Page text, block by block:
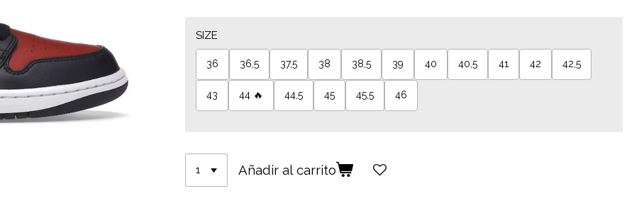
SIZE
36 36,5 37,5 38 38,5 39 40 40,5 41 42 42,5
43 44 🔥 44,5 45 45,5 46
Añadir al carrito